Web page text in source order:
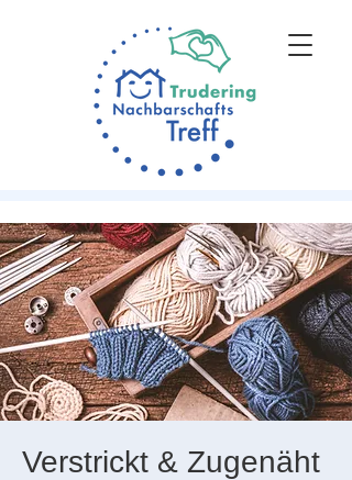
Verstrickt & Zugenäht